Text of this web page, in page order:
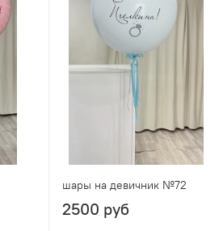
шары на девичник №72
2500 руб